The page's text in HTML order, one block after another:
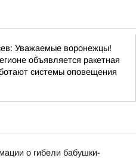
Уважаемые воронежцы!
объявляется ракетная
системы оповещения
о гибели бабушки-